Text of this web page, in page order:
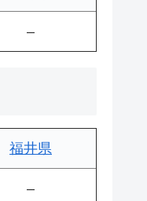
–
福井県
–